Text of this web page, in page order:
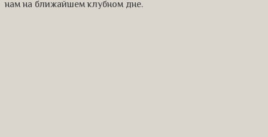
нам на ближайшем клубном дне.